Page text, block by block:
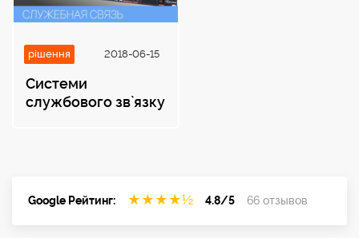
рішення 2018-06-15
Системи
службового зв`язку
Google Рейтинг: ★ ★ ★ ★½ 4.8/5 66 отзывов